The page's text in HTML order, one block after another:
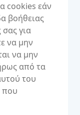
cookies εάν
βοήθειας
για
να μην
να μην
από τα
του
που